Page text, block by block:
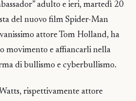
adulto e ieri, martedì 20
del nuovo film Spider-Man
attore Tom Holland, ha
movimento e affiancarli nella
di bullismo e cyberbullismo.
rispettivamente attore